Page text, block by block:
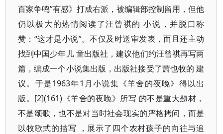
百家争鸣”有感》打成右派，被编辑部控制留用，但他
仍以极大的热情阅读了汪曾祺的 小说，并脱口称
赞：“这才是小说”。不仅及时送审发表，而且还主动
找到中国少年儿 童出版社，建议他们约汪曾祺再写两
篇，编成一个小说集出版，出版社接受了萧也牧的 建
议。于是1963年1月小说集《羊舍的夜晚》得以出
版。[2](161)《羊舍的夜晚》所写 的不是重大题材，
不是颂歌，也不是对当时社会现实的严格拷问，而是
以牧歌式的描写 ，展示了四个农村孩子的向往与追